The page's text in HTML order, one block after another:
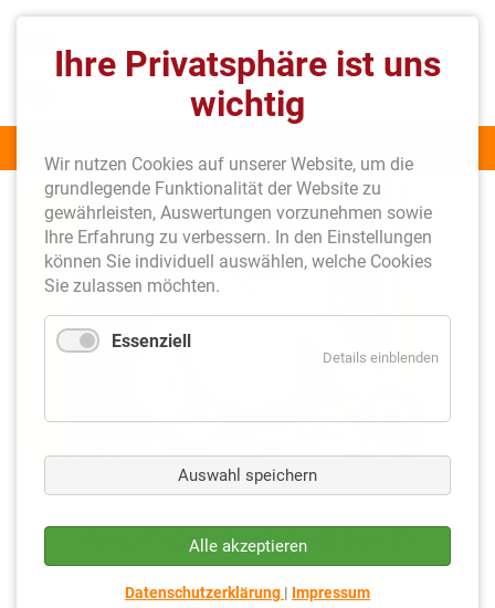
Close submenu Einliefern
Reklame
Antiquitäten
Kontakt
Münzen einliefern
Ihre Privatsphäre ist uns
wichtig
Wir nutzen Cookies auf unserer Website, um die
grundlegende Funktionalität der Website zu
gewährleisten, Auswertungen vorzunehmen sowie
Ihre Erfahrung zu verbessern. In den Einstellungen
können Sie individuell auswählen, welche Cookies
Sie zulassen möchten.
Essenziell
Details einblenden
Auswahl speichern
Alle akzeptieren
Datenschutzerklärung | Impressum